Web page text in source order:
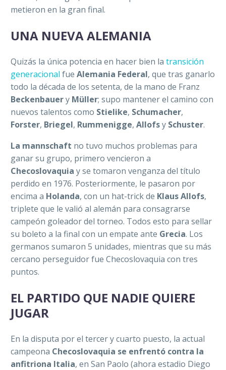
metieron en la gran final.
UNA NUEVA ALEMANIA
Quizás la única potencia en hacer bien la transición
generacional fue Alemania Federal, que tras ganarlo
todo la década de los setenta, de la mano de Franz
Beckenbauery Müller; supo mantener el camino con
nuevos talentos como Stielike, Schumacher,
Forster, Briegel, Rummenigge, Allofsy Schuster.
La mannschaft no tuvo muchos problemas para
ganar su grupo, primero vencieron a
Checoslovaquia y se tomaron venganza del título
perdido en 1976. Posteriormente, le pasaron por
encima a Holanda, con un hat-trick de Klaus Allofs,
triplete que le valió al alemán para consagrarse
campeón goleador del torneo. Todos esto para sellar
su boleto a la final con un empate ante Grecia. Los
germanos sumaron 5 unidades, mientras que su más
cercano perseguidor fue Checoslovaquia con tres
puntos.
EL PARTIDO QUE NADIE QUIERE
JUGAR
En la disputa por el tercer y cuarto puesto, la actual
campeona Checoslovaquia se enfrentó contra la
anfitriona Italia, en San Paolo (ahora estadio Diego